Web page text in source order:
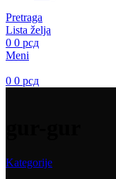
Pretraga
Lista želja
0 0 рсд
Meni
0 0 рсд
Kategorije